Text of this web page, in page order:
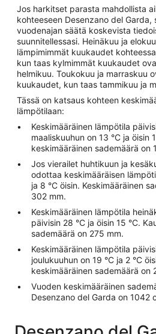
Jos harkitset parasta mahdollista
kohteeseen Desenzano del
vuodenajan säätä koskevista
suunnitellessasi. Heinäkuu ja
lämpimimmät kuukaudet
kun taas kylmimmät kuukaudet
helmikuu. Toukokuu ja marraskuu
kuukaudet, kun taas tammikuu ja
Tässä on katsaus kohteen
lämpötilaan:
Keskimääräinen lämpötila
maaliskuuhun on 13 °C ja öisin
keskimääräinen sademäärä on
Jos vierailet huhtikuun ja
odottaa keskimääräisen
ja 8 °C öisin. Keskimääräinen
302 mm.
Keskimääräinen lämpötila
päivisin 28 °C ja öisin 15 °C.
sademäärä on 275 mm.
Keskimääräinen lämpötila
joulukuuhun on 19 °C ja 2 °C
keskimääräinen sademäärä on
Vuoden keskimääräinen
Desenzano del Garda on 1042